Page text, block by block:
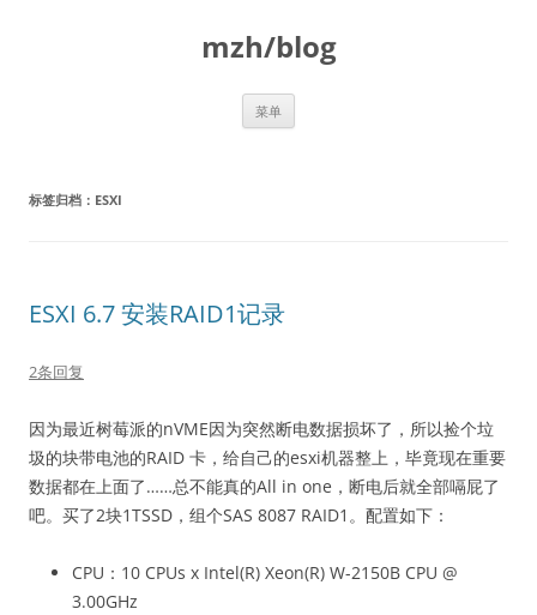
mzh/blog
菜单
标签归档： ESXI
ESXI 6.7 安装RAID1记录
2条回复
因为最近树莓派的nVME因为突然断电数据损坏了，所以捡个垃
圾的块带电池的RAID 卡，给自己的esxi机器整上，毕竟现在重要
数据都在上面了……总不能真的All in one，断电后就全部嗝屁了
吧。买了2块1TSSD，组个SAS 8087 RAID1。配置如下：
CPU：10 CPUs x Intel(R) Xeon(R) W-2150B CPU @
3.00GHz